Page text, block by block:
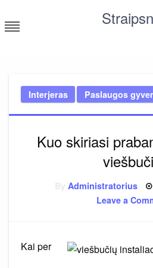
to
content
Interjeras Paslaugos
Kuo skiriasi
Administratorius
Leave a
Kai per